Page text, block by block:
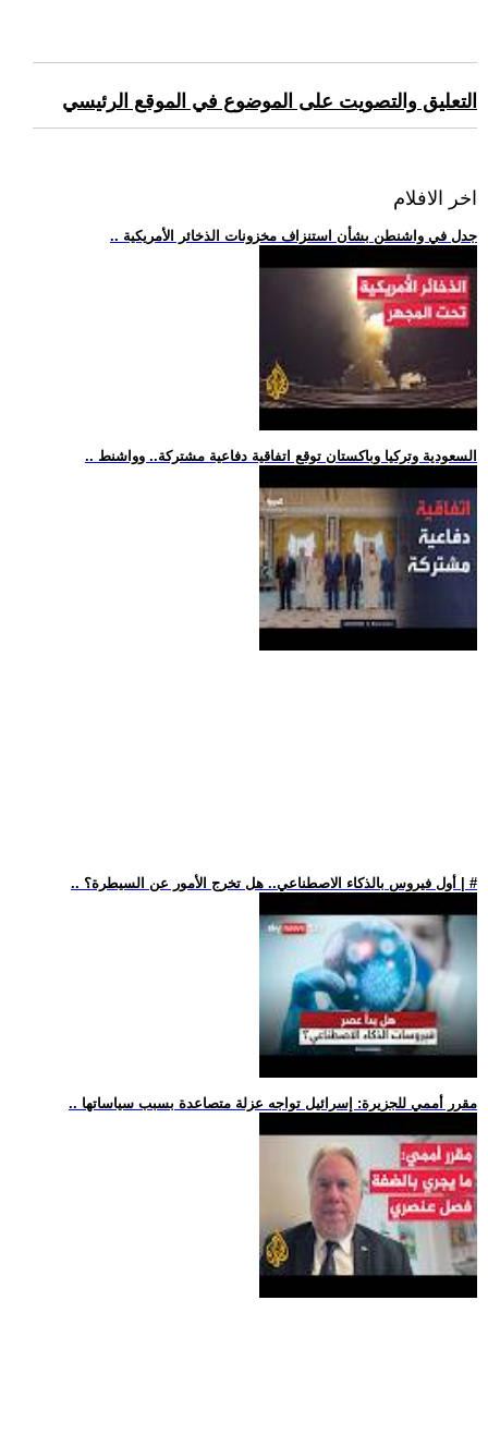
التعليق والتصويت على الموضوع في الموقع الرئيسي
اخر الافلام
.. جدل في واشنطن بشأن استنزاف مخزونات الذخائر الأمريكية
.. السعودية وتركيا وباكستان توقع اتفاقية دفاعية مشتركة.. وواشنط
.. أول فيروس بالذكاء الاصطناعي.. هل تخرج الأمور عن السيطرة؟ | #
.. مقرر أممي للجزيرة: إسرائيل تواجه عزلة متصاعدة بسبب سياساتها